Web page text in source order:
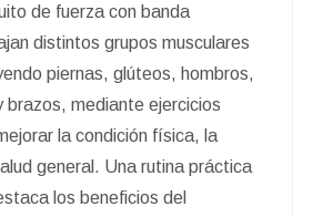
de fuerza con banda
distintos grupos musculares
piernas, glúteos, hombros,
brazos, mediante ejercicios
la condición física, la
general. Una rutina práctica
los beneficios del